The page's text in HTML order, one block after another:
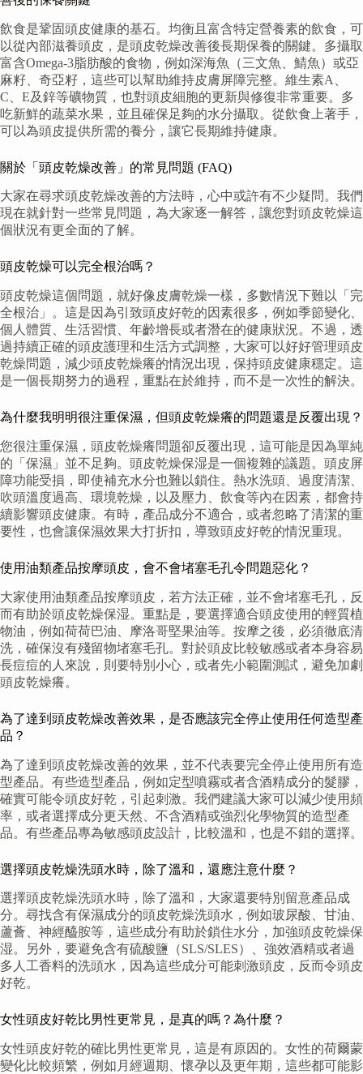
飲食是鞏固頭皮健康的基石。均衡且富含特定營養素的飲食，可
以從內部滋養頭皮，是頭皮乾燥改善後長期保養的關鍵。多攝取
富含Omega-3脂肪酸的食物，例如深海魚（三文魚、鯖魚）或亞
麻籽、奇亞籽，這些可以幫助維持皮膚屏障完整。維生素A、
C、E及鋅等礦物質，也對頭皮細胞的更新與修復非常重要。多
吃新鮮的蔬菜水果，並且確保足夠的水分攝取。從飲食上著手，
可以為頭皮提供所需的養分，讓它長期維持健康。
關於「頭皮乾燥改善」的常見問題 (FAQ)
大家在尋求頭皮乾燥改善的方法時，心中或許有不少疑問。我們
現在就針對一些常見問題，為大家逐一解答，讓您對頭皮乾燥這
個狀況有更全面的了解。
頭皮乾燥可以完全根治嗎？
頭皮乾燥這個問題，就好像皮膚乾燥一樣，多數情況下難以「完
全根治」。這是因為引致頭皮好乾的因素很多，例如季節變化、
個人體質、生活習慣、年齡增長或者潛在的健康狀況。不過，透
過持續正確的頭皮護理和生活方式調整，大家可以好好管理頭皮
乾燥問題，減少頭皮乾燥癢的情況出現，保持頭皮健康穩定。這
是一個長期努力的過程，重點在於維持，而不是一次性的解決。
為什麼我明明很注重保濕，但頭皮乾燥癢的問題還是反覆出現？
您很注重保濕，頭皮乾燥癢問題卻反覆出現，這可能是因為單純
的「保濕」並不足夠。頭皮乾燥保湿是一個複雜的議題。頭皮屏
障功能受損，即使補充水分也難以鎖住。熱水洗頭、過度清潔、
吹頭溫度過高、環境乾燥，以及壓力、飲食等內在因素，都會持
續影響頭皮健康。有時，產品成分不適合，或者忽略了清潔的重
要性，也會讓保濕效果大打折扣，導致頭皮好乾的情況重現。
使用油類產品按摩頭皮，會不會堵塞毛孔令問題惡化？
大家使用油類產品按摩頭皮，若方法正確，並不會堵塞毛孔，反
而有助於頭皮乾燥保湿。重點是，要選擇適合頭皮使用的輕質植
物油，例如荷荷巴油、摩洛哥堅果油等。按摩之後，必須徹底清
洗，確保沒有殘留物堵塞毛孔。對於頭皮比較敏感或者本身容易
長痘痘的人來說，則要特別小心，或者先小範圍測試，避免加劇
頭皮乾燥癢。
為了達到頭皮乾燥改善效果，是否應該完全停止使用任何造型產
品？
為了達到頭皮乾燥改善的效果，並不代表要完全停止使用所有造
型產品。有些造型產品，例如定型噴霧或者含酒精成分的髮膠，
確實可能令頭皮好乾，引起刺激。我們建議大家可以減少使用頻
率，或者選擇成分更天然、不含酒精或強烈化學物質的造型產
品。有些產品專為敏感頭皮設計，比較溫和，也是不錯的選擇。
選擇頭皮乾燥洗頭水時，除了溫和，還應注意什麼？
選擇頭皮乾燥洗頭水時，除了溫和，大家還要特別留意產品成
分。尋找含有保濕成分的頭皮乾燥洗頭水，例如玻尿酸、甘油、
蘆薈、神經醯胺等，這些成分有助於鎖住水分，加強頭皮乾燥保
湿。另外，要避免含有硫酸鹽（SLS/SLES）、強效酒精或者過
多人工香料的洗頭水，因為這些成分可能刺激頭皮，反而令頭皮
好乾。
女性頭皮好乾比男性更常見，是真的嗎？為什麼？
女性頭皮好乾的確比男性更常見，這是有原因的。女性的荷爾蒙
變化比較頻繁，例如月經週期、懷孕以及更年期，這些都可能影